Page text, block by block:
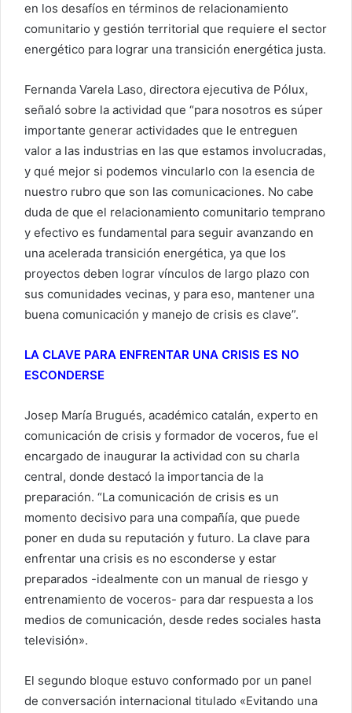
en los desafíos en términos de relacionamiento
comunitario y gestión territorial que requiere el sector
energético para lograr una transición energética justa.
Fernanda Varela Laso, directora ejecutiva de Pólux,
señaló sobre la actividad que “para nosotros es súper
importante generar actividades que le entreguen
valor a las industrias en las que estamos involucradas,
y qué mejor si podemos vincularlo con la esencia de
nuestro rubro que son las comunicaciones. No cabe
duda de que el relacionamiento comunitario temprano
y efectivo es fundamental para seguir avanzando en
una acelerada transición energética, ya que los
proyectos deben lograr vínculos de largo plazo con
sus comunidades vecinas, y para eso, mantener una
buena comunicación y manejo de crisis es clave”.
LA CLAVE PARA ENFRENTAR UNA CRISIS ES NO
ESCONDERSE
Josep María Brugués, académico catalán, experto en
comunicación de crisis y formador de voceros, fue el
encargado de inaugurar la actividad con su charla
central, donde destacó la importancia de la
preparación. “La comunicación de crisis es un
momento decisivo para una compañía, que puede
poner en duda su reputación y futuro. La clave para
enfrentar una crisis es no esconderse y estar
preparados -idealmente con un manual de riesgo y
entrenamiento de voceros- para dar respuesta a los
medios de comunicación, desde redes sociales hasta
televisión».
El segundo bloque estuvo conformado por un panel
de conversación internacional titulado «Evitando una